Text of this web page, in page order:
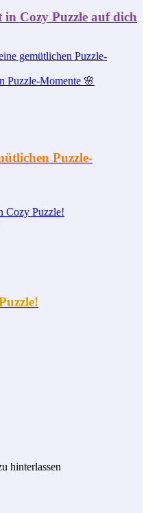
in Cozy Puzzle auf dich
Puzzle-Momente 🌸
Puzzle-
hinterlassen